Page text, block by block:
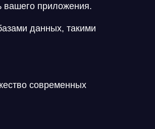
вашего приложения.
данных, такими
современных